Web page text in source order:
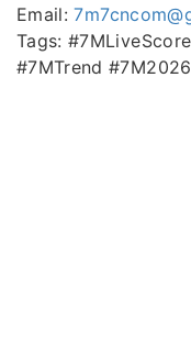
Email:
Tags:
#7MTrend #7M2026